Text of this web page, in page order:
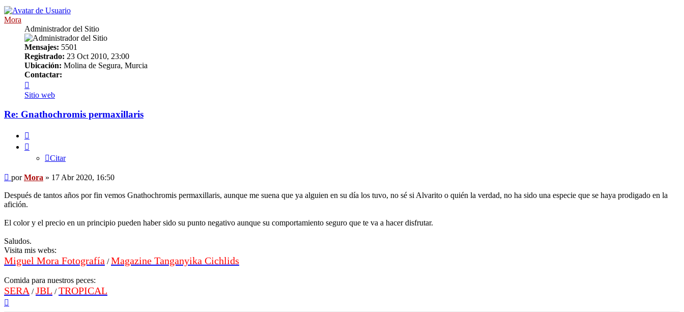
Mora
Administrador del Sitio
Mensajes: 5501
Registrado: 23 Oct 2010, 23:00
Ubicación: Molina de Segura, Murcia
Contactar:
Mora
Sitio web
Re: Gnathochromis permaxillaris
Citar
Mensaje
porMora » 17 Abr 2020, 16:50
Después de tantos años por fin vemos Gnathochromis permaxillaris, aunque me suena que ya alguien en su día los tuvo, no sé si Alvarito o quién la verdad, no ha sido una especie que se haya prodigado en la
afición.
El color y el precio en un principio pueden haber sido su punto negativo aunque su comportamiento seguro que te va a hacer disfrutar.
Saludos.
Visita mis webs:
Miguel Mora Fotografía /Magazine Tanganyika Cichlids
Comida para nuestros peces:
SERA /JBL /TROPICAL